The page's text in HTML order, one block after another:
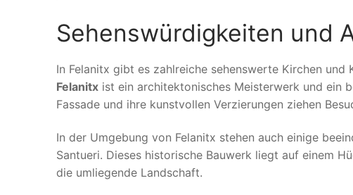
Sehenswürdigkeiten und
In Felanitx gibt es zahlreiche sehenswerte Kirchen und
Felanitx ist ein architektonisches Meisterwerk und ein
Fassade und ihre kunstvollen Verzierungen ziehen
In der Umgebung von Felanitx stehen auch einige
Santueri. Dieses historische Bauwerk liegt auf einem
die umliegende Landschaft.